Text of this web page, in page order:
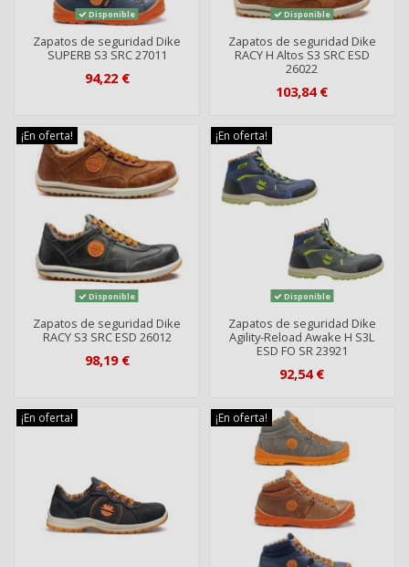
Disponible
Zapatos de seguridad Dike
SUPERB S3 SRC 27011
94,22 €
Disponible
Zapatos de seguridad Dike
RACY H Altos S3 SRC ESD
26022
103,84 €
¡En oferta!
Disponible
Zapatos de seguridad Dike
RACY S3 SRC ESD 26012
98,19 €
¡En oferta!
Disponible
Zapatos de seguridad Dike
Agility-Reload Awake H S3L
ESD FO SR 23921
92,54 €
¡En oferta! ¡En oferta!